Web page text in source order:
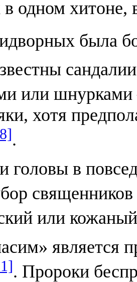
была
или
хотя
.
головы в
или
является
. Пророки